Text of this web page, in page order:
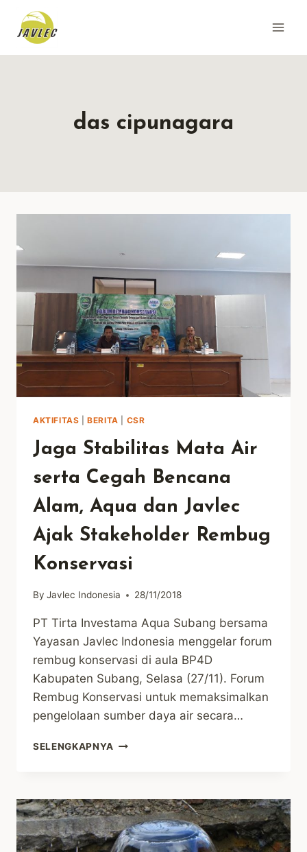
content
das cipunagara
AKTIFITAS |BERITA CSR
Jaga Stabilitas Mata Air
serta Cegah Bencana
Alam, Aqua dan Javlec
Ajak Stakeholder Rembug
Konservasi
By Javlec Indonesia 28/11/2018
PT Tirta Investama Aqua Subang bersama
Yayasan Javlec Indonesia menggelar forum
rembug konservasi di aula BP4D
Kabupaten Subang, Selasa (27/11). Forum
Rembug Konservasi untuk memaksimalkan
pengelolaan sumber daya air secara…
SELENGKAPNYA JAGA
SERTA
CEGAH
BENCANA
ALAM,